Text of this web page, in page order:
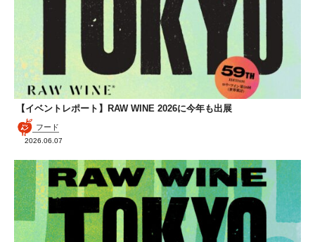
【イベントレポート】RAW WINE 2026に今年も出展
フード
2026.06.07